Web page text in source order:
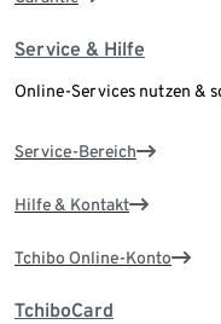
Service & Hilfe
Online-Services nutzen &
Service-Bereich
Hilfe & Kontakt
Tchibo Online-Konto
TchiboCard